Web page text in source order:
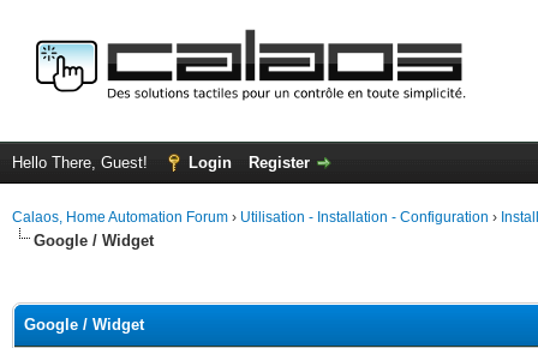
Hello There, Guest! Login Register
Calaos, Home Automation Forum › Utilisation - Installation - Configuration ›
Google / Widget
Google / Widget